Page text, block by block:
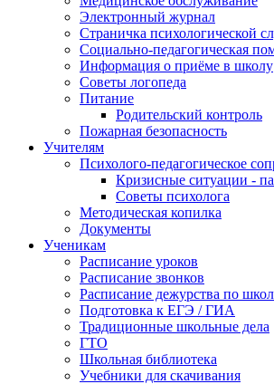
Электронный журнал
Страничка психологической
Социально-педагогическая
Информация о приёме в школу
Советы логопеда
Питание
Родительский контроль
Пожарная безопасность
Учителям
Психолого-педагогическое
Кризисные ситуации -
Советы психолога
Методическая копилка
Документы
Ученикам
Расписание уроков
Расписание звонков
Расписание дежурства по
Подготовка к ЕГЭ / ГИА
Традиционные школьные дела
ГТО
Школьная библиотека
Учебники для скачивания